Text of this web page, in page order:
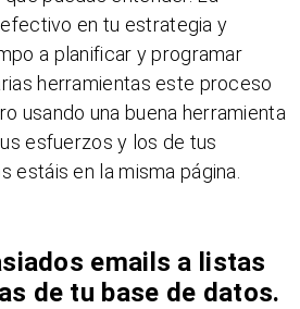
en tu estrategia y
a planificar y programar
herramientas este proceso
usando una buena herramienta
esfuerzos y los de tus
estáis en la misma página.
emails a listas
de tu base de datos.